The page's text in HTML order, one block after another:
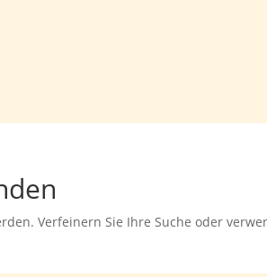
Verfeinern Sie Ihre Suche oder